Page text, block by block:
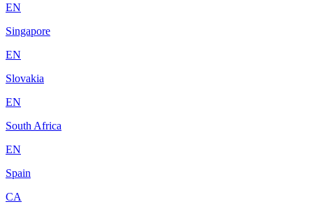
EN
Singapore
EN
Slovakia
EN
South Africa
EN
Spain
CA